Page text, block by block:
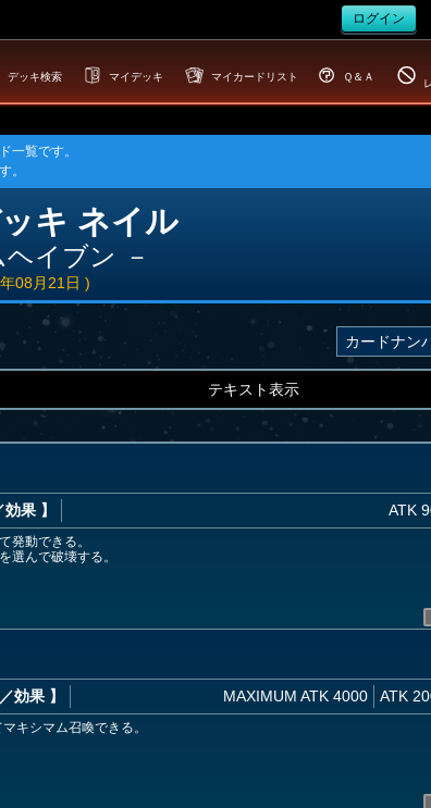
ログイン
デッキ検索 マイデッキ マイカードリスト Ｑ＆Ａ
覧です。
。
バトルデッキ ネイル
イブン －
( 公開日 : 2021年08月21日 )
テキスト表示
効果 】 ATK
発動できる。
選んで破壊する。
効果 】 MAXIMUM ATK 4000 ATK
キシマム召喚できる。